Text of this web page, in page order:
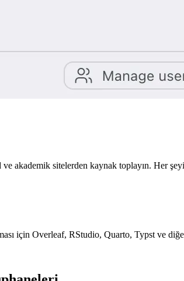
ve akademik sitelerden kaynak toplayın. Her
için Overleaf, RStudio, Quarto, Typst ve